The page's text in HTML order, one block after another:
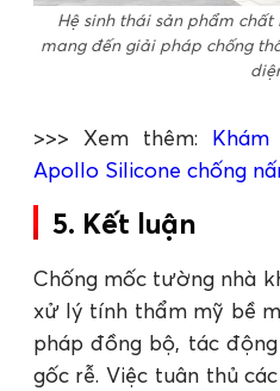
Hệ sinh thái sản phẩm
mang đến giải pháp chống
>>> Xem thêm:
Apollo Silicone chống
5. Kết luận
Chống mốc tường nhà
xử lý tính thẩm mỹ bề
pháp đồng bộ, tác
gốc rễ. Việc tuân thủ